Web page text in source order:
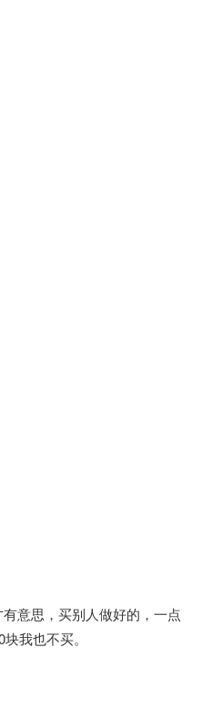
意思，买别人做好的，一点
我也不买。